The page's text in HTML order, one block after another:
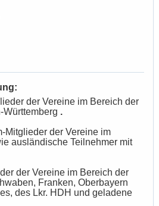
der Vereine im Bereich der
Württemberg .
Mitglieder der Vereine im
ausländische Teilnehmer mit
der Vereine im Bereich der
Franken, Oberbayern
des Lkr. HDH und geladene